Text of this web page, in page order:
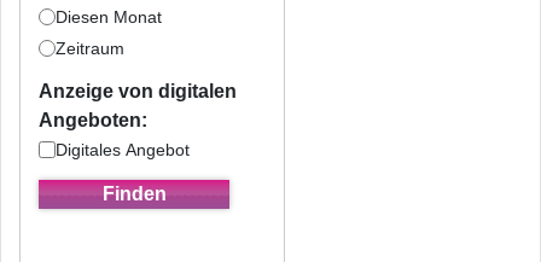
Diesen Monat
Zeitraum
Anzeige von digitalen
Angeboten:
Digitales Angebot